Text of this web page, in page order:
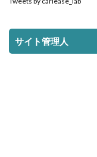
サイト管理人